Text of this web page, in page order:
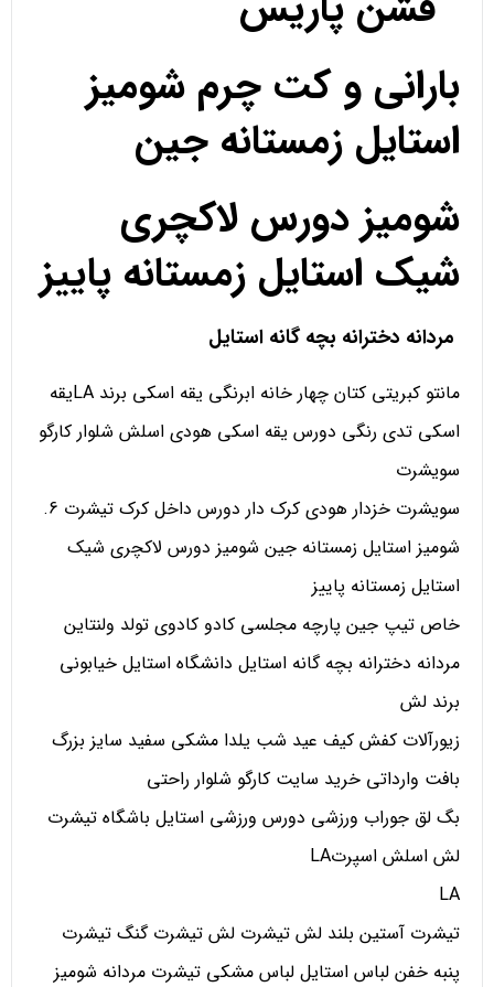
بارانی و کت چرم شومیز
استایل زمستانه جین
شومیز دورس لاکچری
شیک استایل زمستانه پاییز
مردانه دخترانه بچه گانه استایل
مانتو کبریتی کتان چهار خانه ابرنگی یقه اسکی برند LAیقه
اسکی تدی رنگی دورس یقه اسکی هودی اسلش شلوار کارگو
سویشرت
سویشرت خزدار هودی کرک دار دورس داخل کرک تیشرت 6.
شومیز استایل زمستانه جین شومیز دورس لاکچری شیک
استایل زمستانه پاییز
خاص تیپ جین پارچه مجلسی کادو کادوی تولد ولنتاین
مردانه دخترانه بچه گانه استایل دانشگاه استایل خیابونی
برند لش
زیورآلات کفش کیف عید شب یلدا مشکی سفید سایز بزرگ
بافت وارداتی خرید سایت کارگو شلوار راحتی
بگ لق جوراب ورزشی دورس ورزشی استایل باشگاه تیشرت
لش اسلش اسپرتLA
LA
تیشرت آستین بلند لش تیشرت لش تیشرت گنگ تیشرت
پنبه خفن لباس استایل لباس مشکی تیشرت مردانه شومیز